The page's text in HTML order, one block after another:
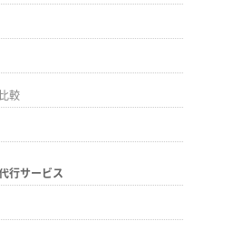
較
行サービス